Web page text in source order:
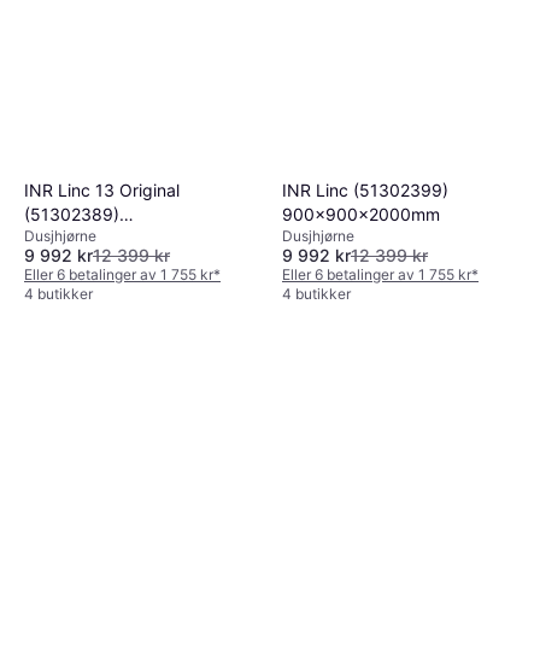
INR Linc 13 Original
(51302389)
800x900x2000mm
Dusjhjørne
9 992 kr12 399 kr
Eller 6 betalinger av 1 755 kr*
4 butikker
INR Linc (51302399)
900x900x2000mm
Dusjhjørne
9 992 kr12 399 kr
Eller 6 betalinger av 1 755 kr*
4 butikker